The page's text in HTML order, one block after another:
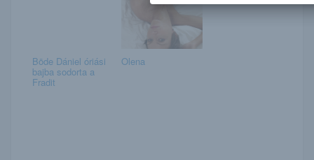
Böde Dániel óriási
bajba sodorta a
Fradit
Olena